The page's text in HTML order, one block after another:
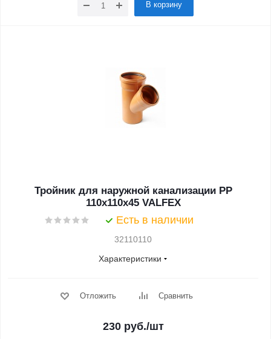
В корзину
Тройник для наружной канализации PP
110x110x45 VALFEX
Есть в наличии
32110110
Характеристики
Отложить Сравнить
230 руб./шт